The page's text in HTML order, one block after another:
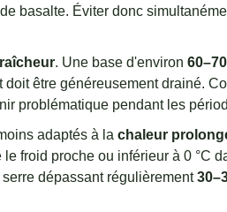
basalte. Éviter donc
. Une base d'environ
doit être généreusement drainé.
problématique pendant les
adaptés à lachaleur
le froid proche ou inférieur à 0 °C
dépassant régulièrement